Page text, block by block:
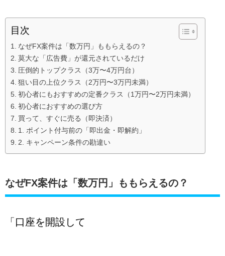
目次
なぜFX案件は「数万円」ももらえるの？
莫大な「広告費」が還元されているだけ
圧倒的トップクラス（3万〜4万円台）
狙い目の上位クラス（2万円〜3万円未満）
初心者にもおすすめの定番クラス（1万円〜2万円未満）
初心者におすすめの選び方
買って、すぐに売る（即決済）
1. ポイント付与前の「即出金・即解約」
2. キャンペーン条件の勘違い
なぜFX案件は「数万円」ももらえるの？
「口座を開設して